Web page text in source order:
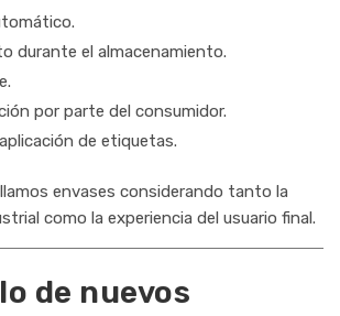
durante el almacenamiento.
por parte del consumidor.
de etiquetas.
envases considerando tanto la
como la experiencia del usuario final.
de nuevos